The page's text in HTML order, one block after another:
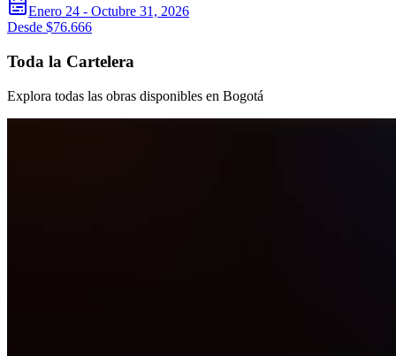
Enero 24 - Octubre 31, 2026
Desde $76.666
Toda la Cartelera
Explora todas las obras disponibles en Bogotá